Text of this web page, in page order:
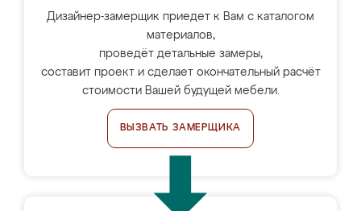
Дизайнер-замерщик приедет к Вам с каталогом
материалов,
проведёт детальные замеры,
составит проект и сделает окончательный расчёт
стоимости Вашей будущей мебели.
ВЫЗВАТЬ ЗАМЕРЩИКА